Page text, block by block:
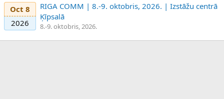
Oct 8
2026
RIGA COMM | 8.-9. oktobris, 2026. | Izstāžu centrā
Ķīpsalā
8.-9. oktobris, 2026.